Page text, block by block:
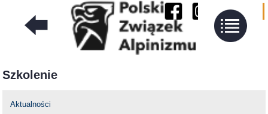
Szkolenie
Aktualności